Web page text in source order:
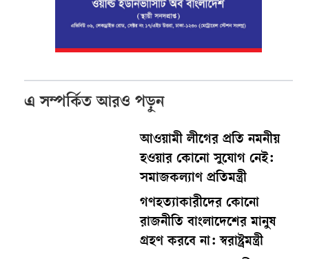
এ সম্পর্কিত আরও পড়ুন
আওয়ামী লীগের প্রতি নমনীয়
হওয়ার কোনো সুযোগ নেই:
সমাজকল্যাণ প্রতিমন্ত্রী
গণহত্যাকারীদের কোনো
রাজনীতি বাংলাদেশের মানুষ
গ্রহণ করবে না: স্বরাষ্ট্রমন্ত্রী